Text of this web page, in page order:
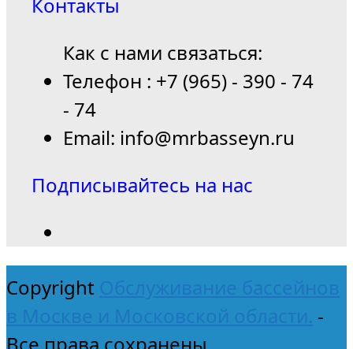
Как с нами связаться:
Телефон : +7 (965) - 390 - 74
- 74
Email: info@mrbasseyn.ru
Подписывайтесь на нас
Copyright Обслуживание бассейнов
в Москве и Московской области. -
Все права сохранены.